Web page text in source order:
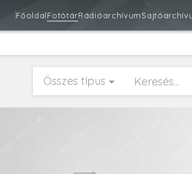
FőoldalFotótárRádióarchívum
Összes típus